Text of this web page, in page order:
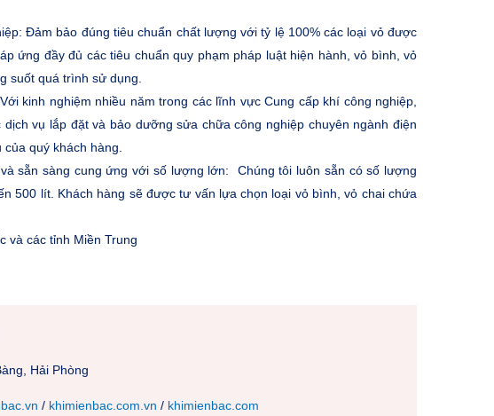
Đảm bảo đúng tiêu chuẩn chất lượng với tỷ lệ 100% các loại vỏ được
ứng đầy đủ các tiêu chuẩn quy phạm pháp luật hiện hành, vỏ bình, vỏ
suốt quá trình sử dụng.
kinh nghiệm nhiều năm trong các lĩnh vực Cung cấp khí công nghiệp,
vụ lắp đặt và bảo dưỡng sửa chữa công nghiệp chuyên ngành điện
quý khách hàng.
sẵn sàng cung ứng với số lượng lớn:
Chúng tôi luôn sẵn có số lượng
500 lít. Khách hàng sẽ được tư vấn lựa chọn loại vỏ bình, vỏ chai chứa
và các tỉnh Miền Trung
Hải Phòng
/ khimienbac.com.vn / khimienbac.com